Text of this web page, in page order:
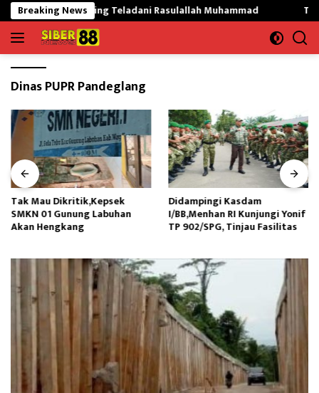
Langsung
ke
konten
Breaking NewsTeladani Rasulallah Muhammad Tak Mau
Dinas PUPR Pandeglang
Tak Mau Dikritik,Kepsek
SMKN 01 Gunung Labuhan
Akan Hengkang
Didampingi Kasdam
I/BB,Menhan RI Kunjungi Yonif
TP 902/SPG, Tinjau Fasilitas